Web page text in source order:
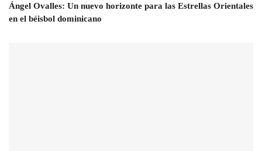
Ángel Ovalles: Un nuevo horizonte para las Estrellas Orientales
en el béisbol dominicano